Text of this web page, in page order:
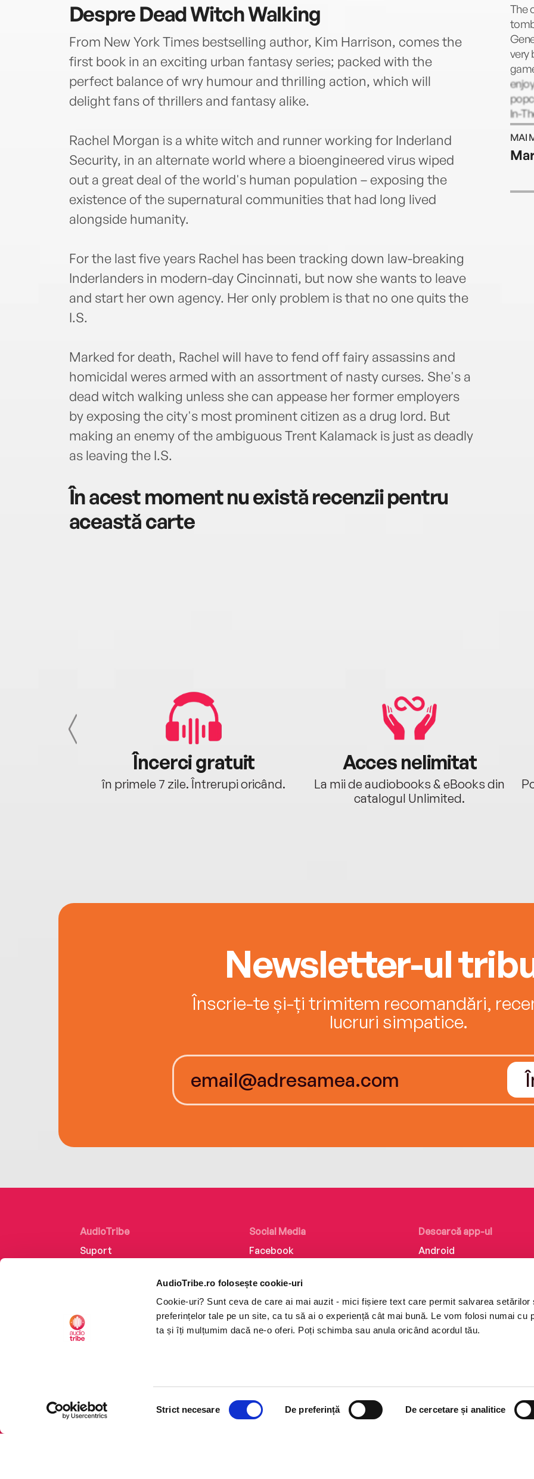
AudioTribe.ro folosește cookie-uri
Cookie-uri? Sunt ceva de care ai mai auzit - mici fișiere text care permit salvarea setărilor
preferințelor tale pe un site, ca tu să ai o experiență cât mai bună. Le vom folosi numai cu
ta și îți mulțumim dacă ne-o oferi. Poți schimba sau anula oricând acordul tău.
Strict necesare De preferință De cercetare și analitice
DespreDead Witch Walking
From New York Times bestselling author, Kim Harrison, comes the
first book in an exciting urban fantasy series; packed with the
perfect balance of wry humour and thrilling action, which will
delight fans of thrillers and fantasy alike.
Rachel Morgan is a white witch and runner working for Inderland
Security, in an alternate world where a bioengineered virus wiped
out a great deal of the world's human population – exposing the
existence of the supernatural communities that had long lived
alongside humanity.
For the last five years Rachel has been tracking down law-breaking
Inderlanders in modern-day Cincinnati, but now she wants to leave
and start her own agency. Her only problem is that no one quits the
I.S.
Marked for death, Rachel will have to fend off fairy assassins and
homicidal weres armed with an assortment of nasty curses. She's a
dead witch walking unless she can appease her former employers
by exposing the city's most prominent citizen as a drug lord. But
making an enemy of the ambiguous Trent Kalamack is just as deadly
as leaving the I.S.
În acest moment nu există recenzii pentru
această carte
The
very
In-
find
MAI
Încerci gratuit
în primele 7 zile. Întrerupi oricând.
Acces nelimitat
La mii de audiobooks & eBooks din
catalogul Unlimited.
Newsletter-ul
Înscrie-te și-ți trimitem recomandări,
lucruri simpatice.
AudioTribe
Suport
Retragere din comandă
Social Media
Facebook
Instagram
TikTok
Descarcă app-ul
Android